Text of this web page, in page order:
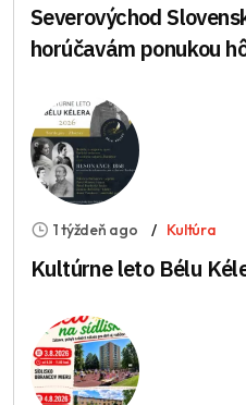
Severovýchod
horúčavám ponukou
1 týždeň ago Kultúra
Kultúrne leto Bélu